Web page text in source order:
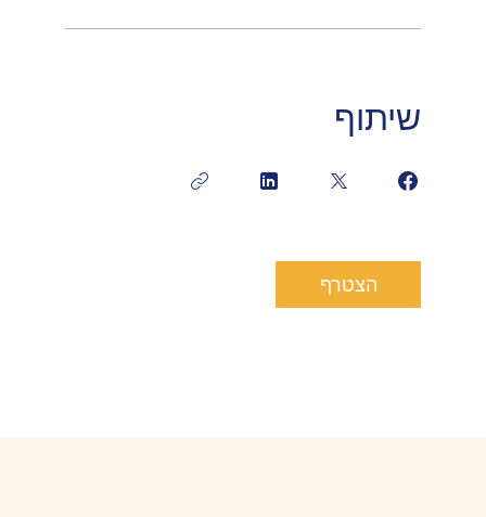
שיתוף
הצטרף